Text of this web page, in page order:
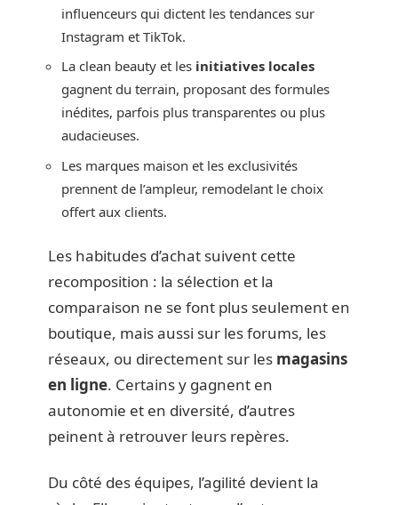
influenceurs qui dictent les tendances sur
Instagram et TikTok.
La clean beauty et les initiatives locales
gagnent du terrain, proposant des formules
inédites, parfois plus transparentes ou plus
audacieuses.
Les marques maison et les exclusivités
prennent de l’ampleur, remodelant le choix
offert aux clients.
Les habitudes d’achat suivent cette
recomposition : la sélection et la
comparaison ne se font plus seulement en
boutique, mais aussi sur les forums, les
réseaux, ou directement sur les magasins
en ligne. Certains y gagnent en
autonomie et en diversité, d’autres
peinent à retrouver leurs repères.
Du côté des équipes, l’agilité devient la